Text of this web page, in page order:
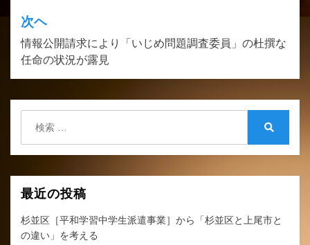
ビ
ゲ
ー
ョ
ン
次ヘ
情報公開請求により「いじめ問題調査委員」の杜撰な
任命の状況が露見
最近の投稿
杉並区［平和学習中学生派遣事業］から「杉並区と上尾市と
の違い」を考える